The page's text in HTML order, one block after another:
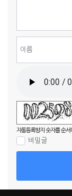
자동등록방지 숫자를 순서
비밀글